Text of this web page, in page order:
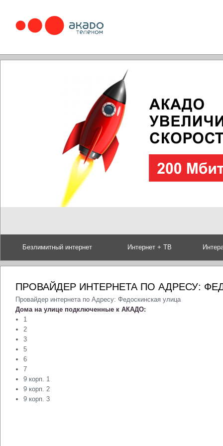
Безлимитный интернет Интернет + ТВ
ПРОВАЙДЕР ИНТЕРНЕТА ПО АДРЕСУ:
Провайдер интернета по Адресу: Федоскинская улица
Дома на улице подключенные к АКАДО:
1
2
3
5
6
7
9 корп. 1
9 корп. 2
9 корп. 3